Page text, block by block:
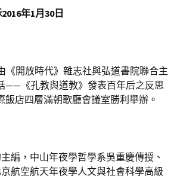
年1月30日
《開放時代》雜志社與弘道書院聯合主
——《孔教與道教》發表百年后之反思
飯店四層滿朝歌廳會議室勝利舉辦。
編，中山年夜學哲學系吳重慶傳授、
航空航天年夜學人文與社會科學高級